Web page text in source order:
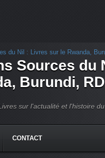
Sources du
Burundi,
sur l'actualité et l'histoire
CONTACT